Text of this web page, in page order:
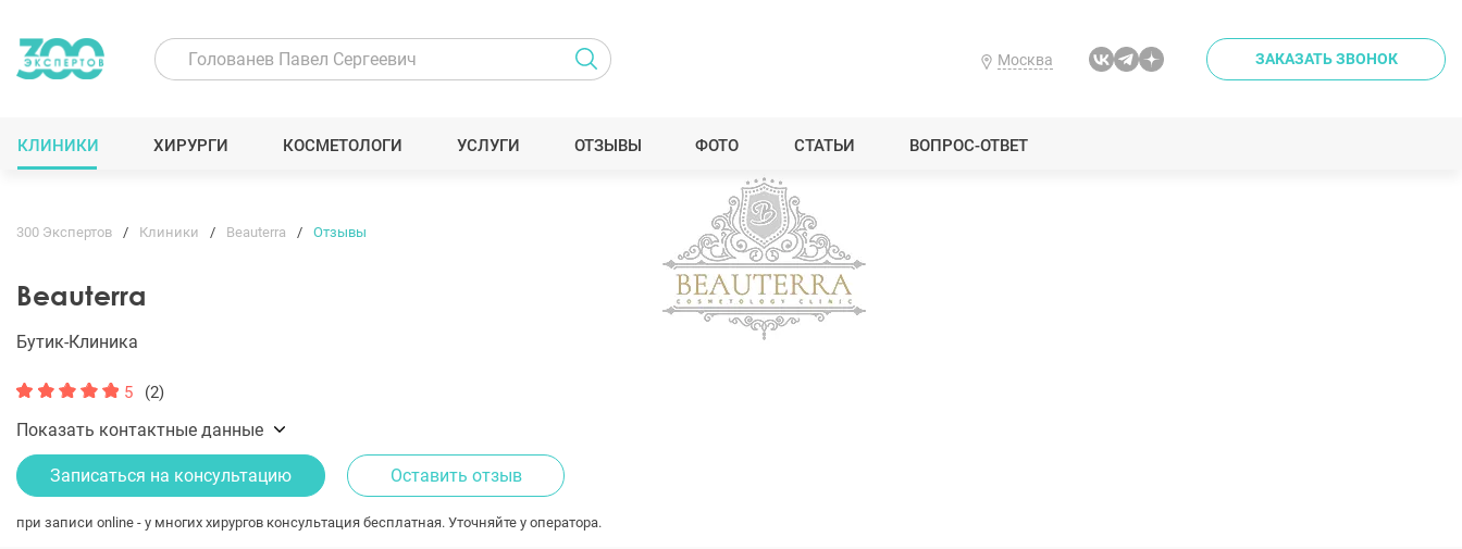
Москва ЗАКАЗАТЬ ЗВОНОК
КЛИНИКИ ХИРУРГИ КОСМЕТОЛОГИ УСЛУГИ ОТЗЫВЫ ФОТО СТАТЬИ ВОПРОС-ОТВЕТ
300 Экспертов Клиники Beauterra Отзывы
Beauterra
Бутик-Клиника
5 (2)
Показать контактные данные
Записаться на консультацию Оставить отзыв
при записи online - у многих хирургов консультация бесплатная. Уточняйте у оператора.